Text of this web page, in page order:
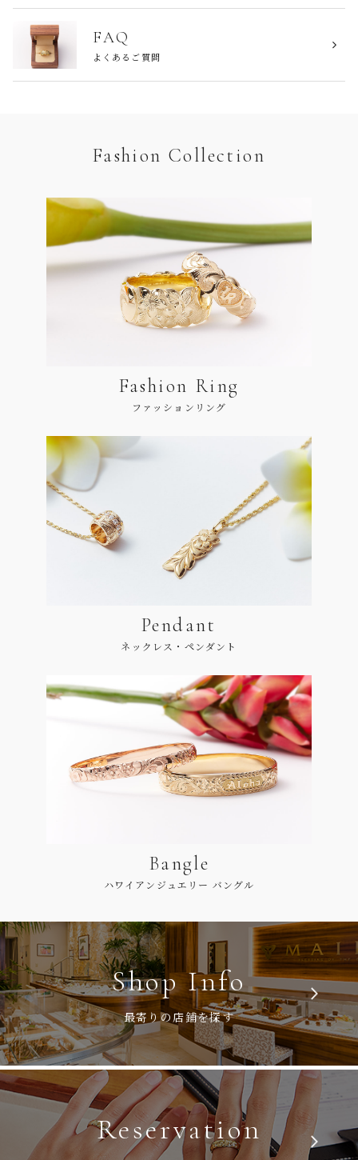
FAQ
よくあるご質問
Fashion Collection
Fashion Ring
ファッションリング
Pendant
ネックレス・ペンダント
Bangle
ハワイアンジュエリー バングル
Shop Info
最寄りの店鋪を探す
Reservation